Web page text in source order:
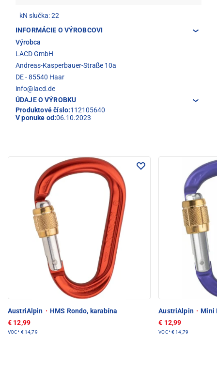
kN slučka: 22
INFORMÁCIE O VÝROBCOVI
Výrobca
LACD GmbH
Andreas-Kasperbauer-Straße 10a
DE - 85540 Haar
info@lacd.de
ÚDAJE O VÝROBKU
Produktové číslo:112105640
V ponuke od:06.10.2023
AustriAlpin · HMS Rondo, karabína
€ 12,99
VOC* € 14,79
AustriAlpin · Mini
€ 12,99
VOC*€ 14,79